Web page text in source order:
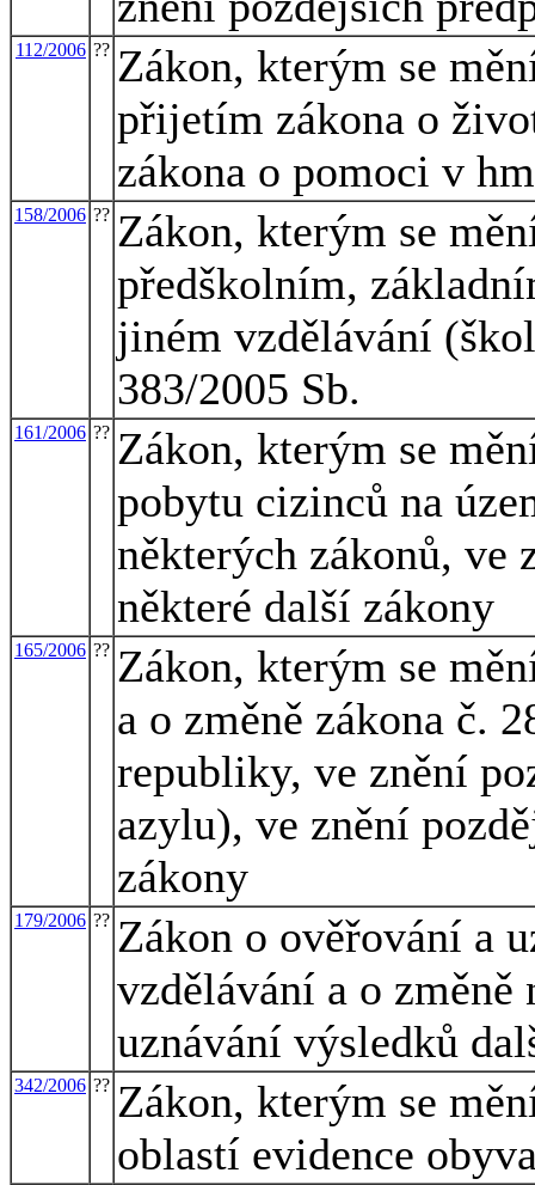
112/2006 ?? Zákon, kterým se
přijetím zákona o
zákona o pomoci v
158/2006 ?? Zákon, kterým se
předškolním,
jiném vzdělávání
383/2005 Sb.
161/2006 ?? Zákon, kterým se
pobytu cizinců na
některých zákonů, ve
některé další zákony
165/2006 ?? Zákon, kterým se
a o změně zákona č.
republiky, ve znění
azylu), ve znění
zákony
179/2006 ?? Zákon o ověřování a
vzdělávání a o změně
uznávání výsledků
342/2006 ?? Zákon, kterým se
oblastí evidence